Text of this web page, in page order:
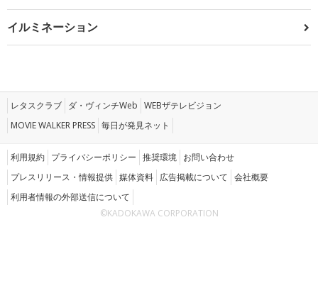
イルミネーション
レタスクラブ ダ・ヴィンチWeb WEBザテレビジョン
MOVIE WALKER PRESS 毎日が発見ネット
利用規約 プライバシーポリシー 推奨環境 お問い合わせ
プレスリリース・情報提供 媒体資料 広告掲載について 会社概要
利用者情報の外部送信について
©KADOKAWA CORPORATION